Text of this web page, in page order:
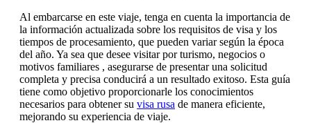
Al embarcarse en este viaje, tenga en cuenta la importancia de
la información actualizada sobre los requisitos de visa y los
tiempos de procesamiento, que pueden variar según la época
del año. Ya sea que desee visitar por turismo, negocios o
motivos familiares , asegurarse de presentar una solicitud
completa y precisa conducirá a un resultado exitoso. Esta guía
tiene como objetivo proporcionarle los conocimientos
necesarios para obtener su visa rusa de manera eficiente,
mejorando su experiencia de viaje.